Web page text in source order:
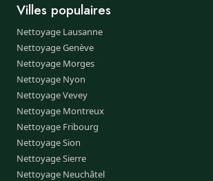
Villes populaires
Nettoyage Lausanne
Nettoyage Genève
Nettoyage Morges
Nettoyage Nyon
Nettoyage Vevey
Nettoyage Montreux
Nettoyage Fribourg
Nettoyage Sion
Nettoyage Sierre
Nettoyage Neuchâtel